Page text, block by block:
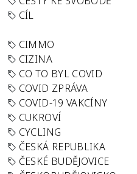
CÍL
CIMMO
CIZINA
CO TO BYL COVID
COVID ZPRÁVA
COVID-19 VAKCÍNY
CUKROVÍ
CYCLING
ČESKÁ REPUBLIKA
ČESKÉ BUDĚJOVICE